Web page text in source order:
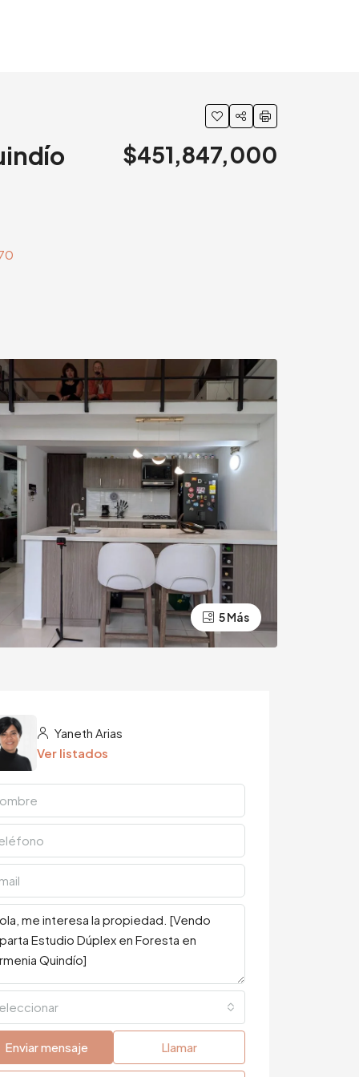
$451,847,000
5 Más
Yaneth Arias
Ver listados
Enviar mensaje Llamar